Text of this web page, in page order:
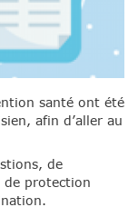
santé ont été
afin d’aller au
de
de protection